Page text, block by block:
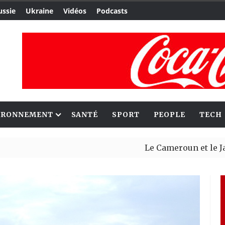
Ukraine Vidéos Podcasts
SANTÉ SPORT PEOPLE TECH
Le Cameroun et le